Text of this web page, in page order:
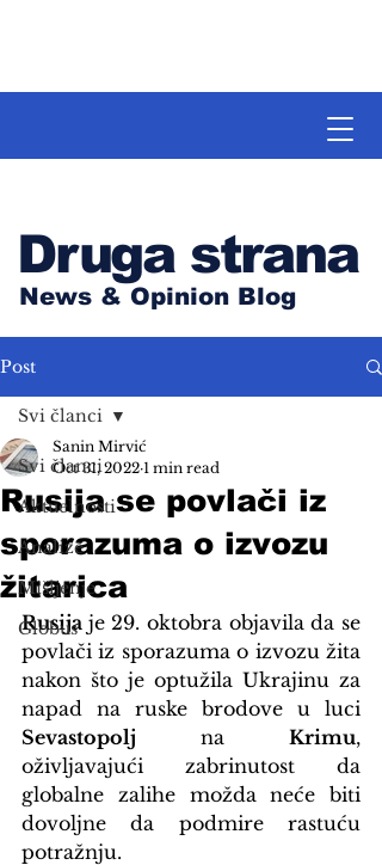
Druga strana
News & Opinion Blog
Post
Svi članci
Aktuelnosti
Analize
Mišljenje
Globus
Svi članci
Rusija se povlači iz
sporazuma o izvozu
žitarica
Sanin Mirvić
Oct 31, 2022 1 min read
Rusija je 29. oktobra objavila da se
povlači iz sporazuma o izvozu žita
nakon što je optužila Ukrajinu za
Sevastopolj na Krimu,
oživljavajući zabrinutost da
globalne zalihe možda neće biti
dovoljne da podmire rastuću
potražnju.